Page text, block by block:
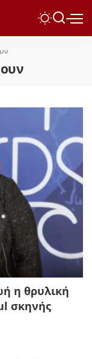
η θρυλική
σκηνής